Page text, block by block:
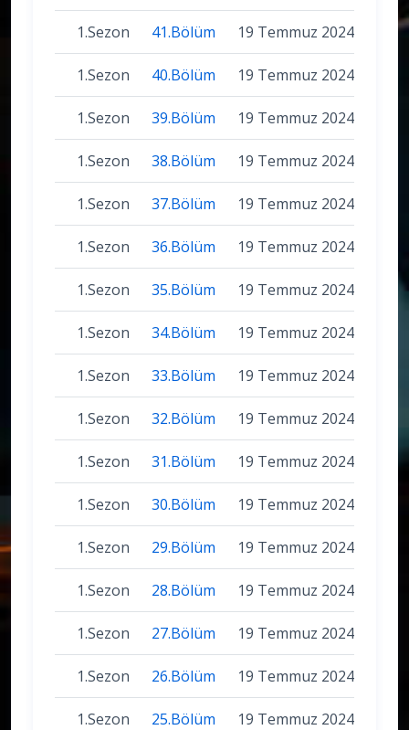
1.Sezon 41.Bölüm 19 Temmuz 2024
1.Sezon 40.Bölüm 19 Temmuz 2024
1.Sezon 39.Bölüm 19 Temmuz 2024
1.Sezon 38.Bölüm 19 Temmuz 2024
1.Sezon 37.Bölüm 19 Temmuz 2024
1.Sezon 36.Bölüm 19 Temmuz 2024
1.Sezon 35.Bölüm 19 Temmuz 2024
1.Sezon 34.Bölüm 19 Temmuz 2024
1.Sezon 33.Bölüm 19 Temmuz 2024
1.Sezon 32.Bölüm 19 Temmuz 2024
1.Sezon 31.Bölüm 19 Temmuz 2024
1.Sezon 30.Bölüm 19 Temmuz 2024
1.Sezon 29.Bölüm 19 Temmuz 2024
1.Sezon 28.Bölüm 19 Temmuz 2024
1.Sezon 27.Bölüm 19 Temmuz 2024
1.Sezon 26.Bölüm 19 Temmuz 2024
1.Sezon 25.Bölüm 19 Temmuz 2024